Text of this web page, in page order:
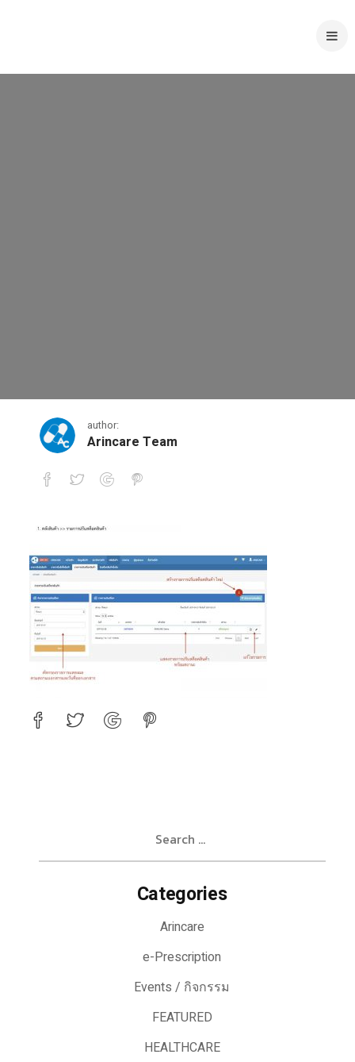
author:
Arincare Team
Categories
Arincare
e-Prescription
Events / กิจกรรม
FEATURED
HEALTHCARE